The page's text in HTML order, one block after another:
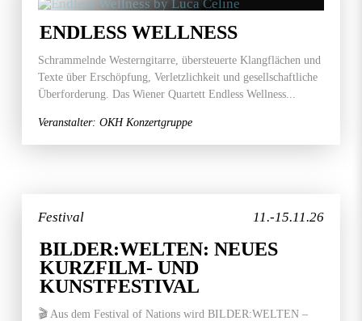
ENDLESS WELLNESS
Schrammelnde Westerngitarre, übersteuerte Klangflächen und
Texte über Erschöpfung, Verletzlichkeit und gesellschaftliche
Überforderung. Das Wiener Quartett Endless Wellness...
Veranstalter: OKH Konzertgruppe
11.-15.11.26
Festival
BILDER:WELTEN: NEUES
KURZFILM- UND
KUNSTFESTIVAL
🎬 Aus dem Festival of Nations wird BILDER:WELTEN –